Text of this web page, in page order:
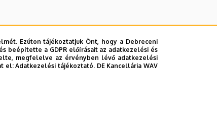
Ezúton tájékoztatjuk Önt, hogy a Debreceni
beépítette a GDPR előírásait az adatkezelési és
megfelelve az érvényben lévő adatkezelési
el:Adatkezelési tájékoztató. DE Kancellária WAV